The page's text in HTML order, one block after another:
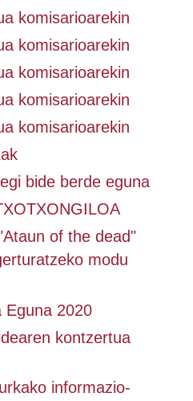
komisarioarekin
komisarioarekin
komisarioarekin
komisarioarekin
komisarioarekin
bide berde eguna
of the dead"
modu
Eguna 2020
kontzertua
informazio-